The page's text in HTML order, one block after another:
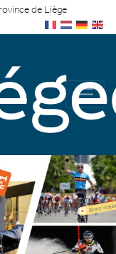
de Liège